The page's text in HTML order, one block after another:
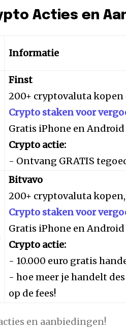
Acties en
Informatie
Finst
200+ cryptovaluta
Crypto staken voor
Gratis iPhone en Android
Crypto actie:
- Ontvang GRATIS
Bitvavo
200+ cryptovaluta
Crypto staken voor
Gratis iPhone en Android
Crypto actie:
- 10.000 euro gratis
- hoe meer je handelt
op de fees!
en aanbiedingen!